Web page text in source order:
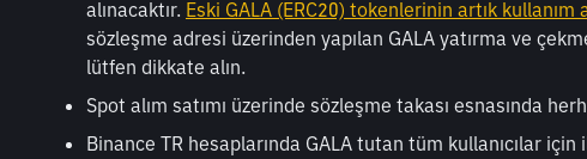
alınacaktır. Eski GALA (ERC20) tokenlerinin artık kullanım
sözleşme adresi üzerinden yapılan GALA yatırma ve
lütfen dikkate alın.
Spot alım satımı üzerinde sözleşme takası esnasında
Binance TR hesaplarında GALA tutan tüm kullanıcılar